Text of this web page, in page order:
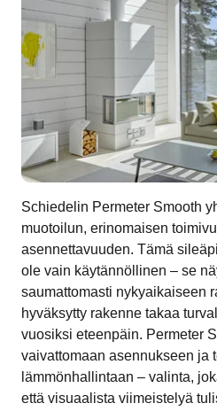
Schiedelin Permeter Smooth
muotoilun, erinomaisen
asennettavuuden. Tämä
ole vain käytännöllinen – se
saumattomasti nykyaikaiseen
hyväksytty rakenne takaa
vuosiksi eteenpäin. Permeter
vaivattomaan asennukseen ja
lämmönhallintaan – valinta,
että visuaalista viimeistelyä